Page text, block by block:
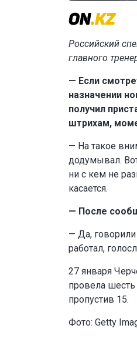
Российский
главного
— Если
назначении
получил
штрихам,
— На такое
додумывал.
ни с кем не
касается.
— После
— Да,
работал,
27 января
провела шесть
пропустив 15.
Фото: Getty